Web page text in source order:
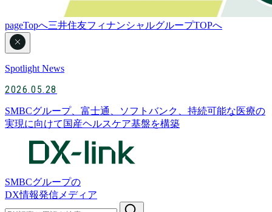
pageTopへ三井住友フィナンシャルグループTOPへ
Spotlight News
2026.05.28
SMBCグループ、富士通、ソフトバンク、持続可能な医療の
実現に向けて国産ヘルスケア基盤を構築
SMBCグループの
DX情報発信メディア